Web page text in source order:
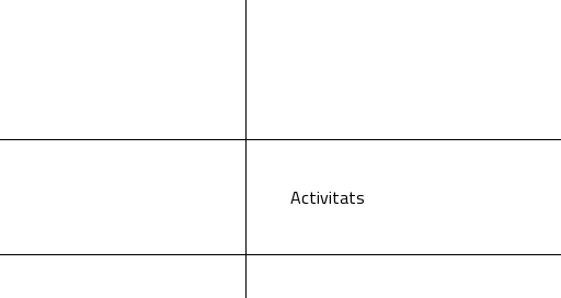
Activitats